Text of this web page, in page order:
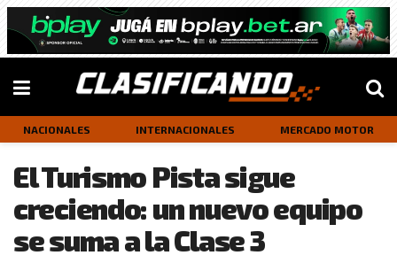
NACIONALES INTERNACIONALES MERCADO MOTOR
El Turismo Pista sigue
creciendo: un nuevo equipo
se suma a la Clase 3